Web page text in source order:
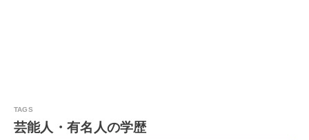
芸能人・有名人の学歴